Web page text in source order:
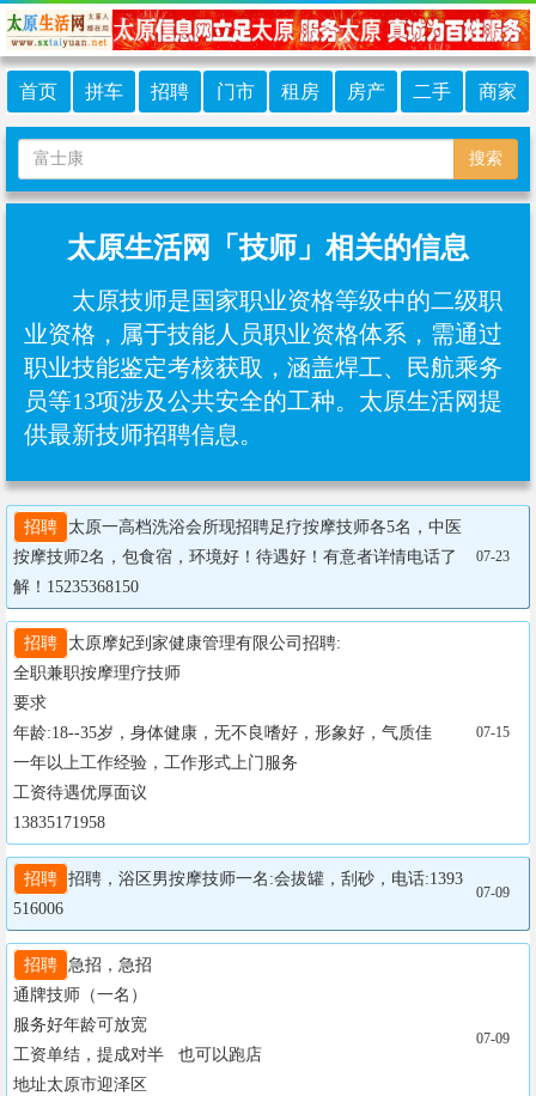
首页 拼车 招聘 门市 租房 房产 二手 商家
搜索
太原生活网「技师」相关的信息
太原技师是国家职业资格等级中的二级职
业资格，属于技能人员职业资格体系，需通过
职业技能鉴定考核获取，涵盖焊工、民航乘务
员等13项涉及公共安全的工种。太原生活网提
供最新技师招聘信息。
招聘
太原一高档洗浴会所现招聘足疗按摩技师各5名，中医
按摩技师2名，包食宿，环境好！待遇好！有意者详情电话了
解！15235368150
07-23
招聘
太原摩妃到家健康管理有限公司招聘:
全职兼职按摩理疗技师
要求
年龄:18--35岁，身体健康，无不良嗜好，形象好，气质佳
一年以上工作经验，工作形式上门服务
工资待遇优厚面议
13835171958
07-15
招聘 招聘，浴区男按摩技师一名:会拔罐，刮砂，电话:1393
516006
07-09
招聘 急招，急招
通牌技师（一名）
服务好年龄可放宽
工资单结，提成对半   也可以跑店
地址太原市迎泽区
07-09